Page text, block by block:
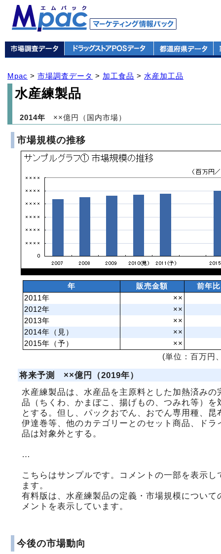
Mpac > 市場調査データ > 加工食品 > 水産加工品
水産練製品
2014年 ××億円（国内市場）
市場規模の推移
年 販売金額
前年比
2011年
××
2012年
××
2013年
××
2014年（見）
××
2015年（予）
××
(単位：百万円
将来予測 ××億円（2019年）
水産練製品は、水産品を主原料とした加熱済みの
品（ちくわ、かまぼこ、揚げもの、つみれ等）を
とする。但し、パックおでん、おでん専用種、昆
伊達巻等、他のカテゴリーとのセット商品、ドラ
品は対象外とする。
…
こちらはサンプルです。コメントの一部を表示し
ます。
有料版は、水産練製品の定義・市場規模について
メントを表示しています。
今後の市場動向